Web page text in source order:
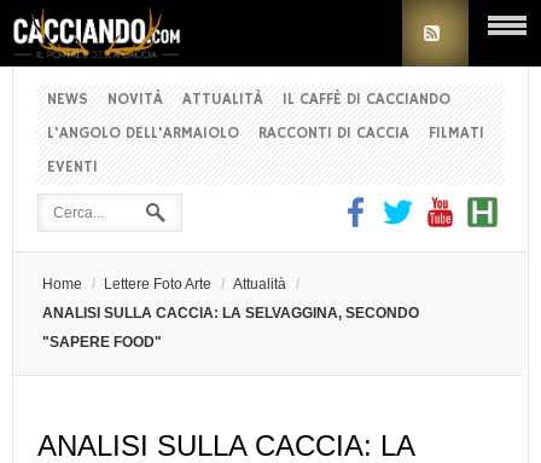
NEWS NOVITÀ ATTUALITÀ
IL CAFFÈ DI CACCIANDO
L'ANGOLO DELL'ARMAIOLO
RACCONTI DI CACCIA
FILMATI
EVENTI
Home / Lettere Foto Arte / Attualità /
ANALISI SULLA CACCIA: LA SELVAGGINA, SECONDO
"SAPERE FOOD"
ANALISI SULLA CACCIA: LA